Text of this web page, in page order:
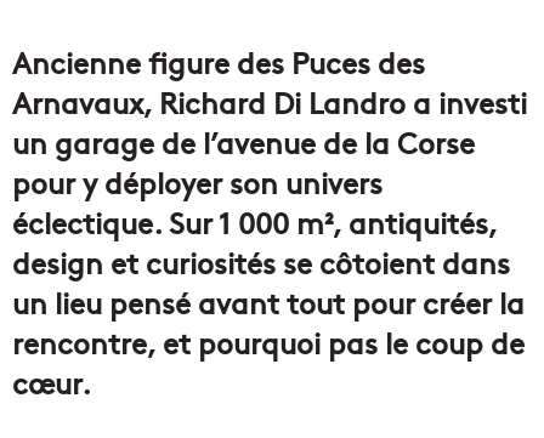
Ancienne figure des Puces des
Arnavaux, Richard Di Landro a investi
un garage de l’avenue de la Corse
pour y déployer son univers
éclectique. Sur 1 000 m², antiquités,
design et curiosités se côtoient dans
un lieu pensé avant tout pour créer la
rencontre, et pourquoi pas le coup de
cœur.